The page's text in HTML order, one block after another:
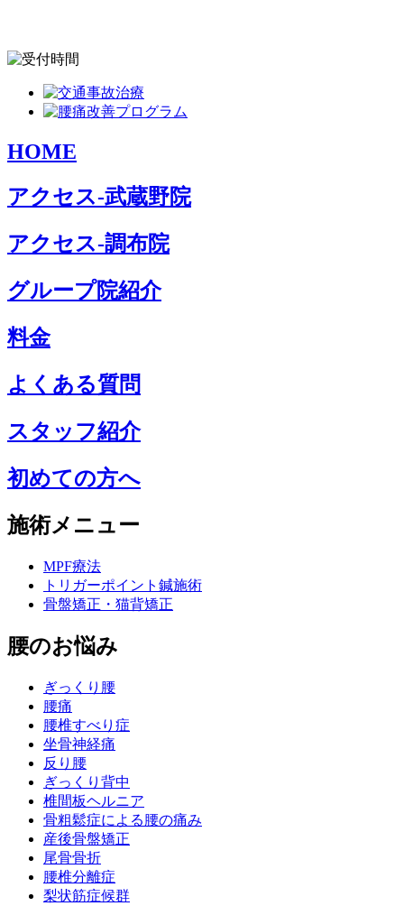
HOME
アクセス-武蔵野院
アクセス-調布院
グループ院紹介
料金
よくある質問
スタッフ紹介
初めての方へ
施術メニュー
MPF療法
トリガーポイント鍼施術
骨盤矯正・猫背矯正
腰のお悩み
ぎっくり腰
腰痛
腰椎すべり症
坐骨神経痛
反り腰
ぎっくり背中
椎間板ヘルニア
骨粗鬆症による腰の痛み
産後骨盤矯正
尾骨骨折
腰椎分離症
梨状筋症候群